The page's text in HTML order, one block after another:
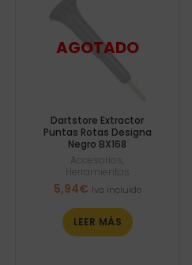
Dartstore Extractor
Puntas Rotas Designa
Negro BX168
Accesorios
Herramientas
5,94€ Iva incluido
LEER MÁS